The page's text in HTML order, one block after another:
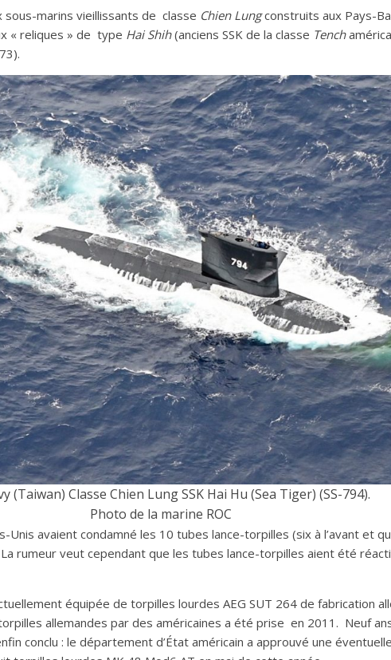
sous-marins vieillissants de classe Chien Lungconstruits aux Pays-
« reliques » de type Hai Shih(anciens SSK de la classe Tench
(Taiwan) Classe Chien Lung SSK Hai Hu (Sea Tiger) (SS-794).
Photo de la marine ROC
avaient condamné les 10 tubes lance-torpilles (six à l’avant et
rumeur veut cependant que les tubes lance-torpilles aient été
équipée de torpilles lourdes AEG SUT 264 de fabrication
allemandes par des américaines a été prise en 2011. Neuf
conclu : le département d’État américain a approuvé une